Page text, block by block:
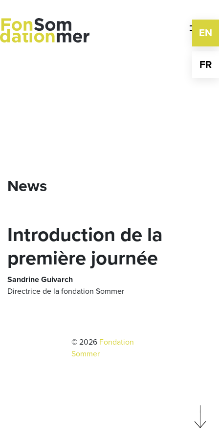
to
content
EN
FR
News
Introduction de la
première journée
Sandrine Guivarch
Directrice de la fondation Sommer
© 2026 Fondation
Sommer